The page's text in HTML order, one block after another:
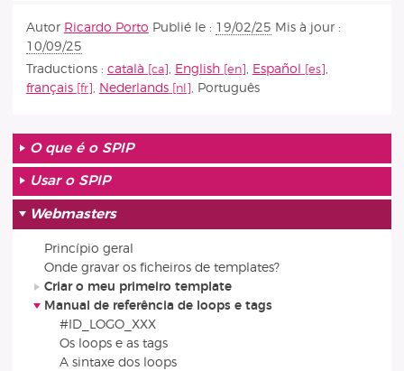
Autor Ricardo Porto Publié le : 19/02/25 Mis à jour :
10/09/25
Traductions : català , English , Español
,
français
, Nederlands , Português
O que é o SPIP
Usar o SPIP
Webmasters
Princípio geral
Onde gravar os ficheiros de templates?
Criar o meu primeiro template
Manual de referência de loops e tags
#ID_LOGO_XXX
Os loops e as tags
A sintaxe dos loops